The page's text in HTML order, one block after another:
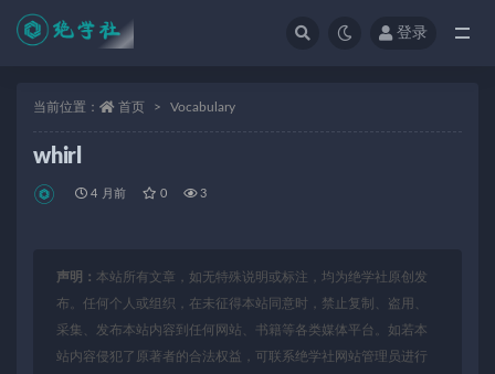
登录
当前位置： 首页 Vocabulary
whirl
4 月前 0 3
声明： 本站所有文章，如无特殊说明或标注，均为绝学社原创发
布。任何个人或组织，在未征得本站同意时，禁止复制、盗用、
采集、发布本站内容到任何网站、书籍等各类媒体平台。如若本
站内容侵犯了原著者的合法权益，可联系绝学社网站管理员进行